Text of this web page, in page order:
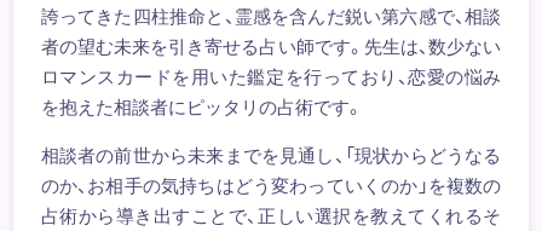
誇ってきた四柱推命と、霊感を含んだ鋭い第六感で、相談
者の望む未来を引き寄せる占い師です。先生は、数少ない
ロマンスカードを用いた鑑定を行っており、恋愛の悩み
を抱えた相談者にピッタリの占術です。
相談者の前世から未来までを見通し、「現状からどうなる
のか、お相手の気持ちはどう変わっていくのか」を複数の
占術から導き出すことで、正しい選択を教えてくれるそ